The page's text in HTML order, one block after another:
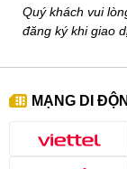
Quý khách vui
đăng ký khi giao
MẠNG DI